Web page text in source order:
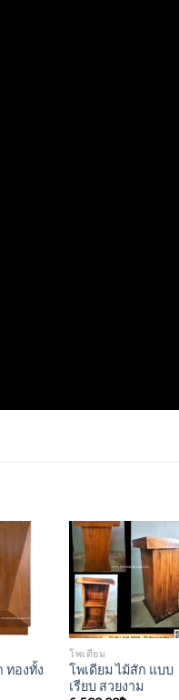
Add to
Wishlist
ทองทั้ง
Add to
Wishlist
โพเดียม
โพเดียม ไม้สัก แบบ
เรียบ สวยงาม